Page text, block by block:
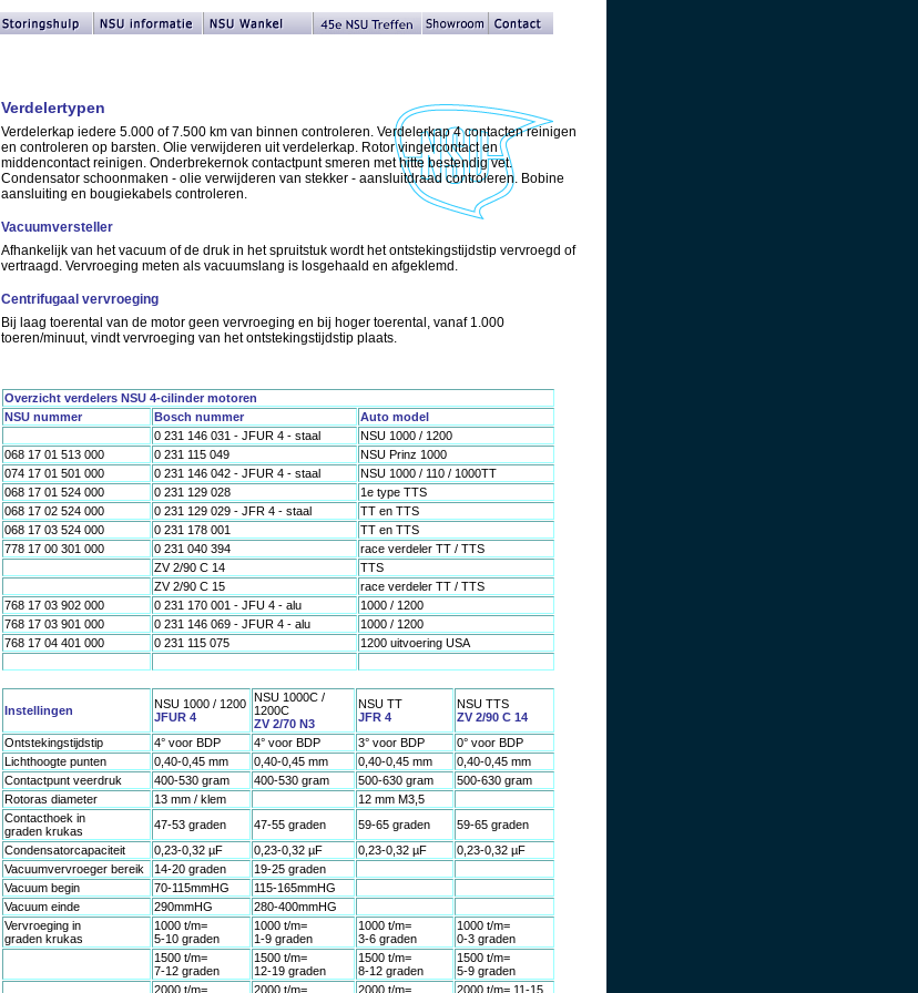
Verdelertypen
Verdelerkap iedere 5.000 of 7.500 km van binnen controleren. Verdelerkap 4 contacten reinigen
en controleren op barsten. Olie verwijderen uit verdelerkap. Rotor vingercontact en
middencontact reinigen. Onderbrekernok contactpunt smeren met hitte bestendig vet.
Condensator schoonmaken - olie verwijderen van stekker - aansluitdraad controleren. Bobine
aansluiting en bougiekabels controleren.
Vacuumversteller
Afhankelijk van het vacuum of de druk in het spruitstuk wordt het ontstekingstijdstip vervroegd of
vertraagd. Vervroeging meten als vacuumslang is losgehaald en afgeklemd.
Centrifugaal vervroeging
Bij laag toerental van de motor geen vervroeging en bij hoger toerental, vanaf 1.000
toeren/minuut, vindt vervroeging van het ontstekingstijdstip plaats.
Overzicht verdelers NSU 4-cilinder motoren
NSU nummer
Bosch nummer
Auto model
0 231 146 031 - JFUR 4 - staal
NSU 1000 / 1200
068 17 01 513 000
0 231 115 049
NSU Prinz 1000
074 17 01 501 000
0 231 146 042 - JFUR 4 - staal
NSU 1000 / 110 / 1000TT
068 17 01 524 000
0 231 129 028
1e type TTS
068 17 02 524 000
0 231 129 029 - JFR 4 - staal
TT en TTS
068 17 03 524 000
0 231 178 001
TT en TTS
778 17 00 301 000
0 231 040 394
race verdeler TT / TTS
ZV 2/90 C 14
TTS
ZV 2/90 C 15
race verdeler TT / TTS
768 17 03 902 000
0 231 170 001 - JFU 4 - alu
1000 / 1200
768 17 03 901 000
0 231 146 069 - JFUR 4 - alu
1000 / 1200
768 17 04 401 000
0 231 115 075 1200 uitvoering USA
Instellingen
NSU 1000 / 1200
JFUR 4
NSU 1000C /
1200C
ZV 2/70 N3
NSU TT
JFR 4
NSU TTS
ZV 2/90 C 14
Ontstekingstijdstip
4° voor BDP 4° voor BDP 3° voor BDP
0° voor BDP
Lichthoogte punten
0,40-0,45 mm 0,40-0,45 mm 0,40-0,45 mm
0,40-0,45 mm
Contactpunt veerdruk
400-530 gram 400-530 gram 500-630 gram
500-630 gram
Rotoras diameter
13 mm / klem
12 mm M3,5
Contacthoek in
graden krukas
47-53 graden 47-55 graden 59-65 graden
59-65 graden
Condensatorcapaciteit
0,23-0,32 µF 0,23-0,32 µF 0,23-0,32 µF
0,23-0,32 µF
Vacuumvervroeger bereik
14-20 graden
19-25 graden
Vacuum begin
70-115mmHG
115-165mmHG
Vacuum einde
290mmHG
280-400mmHG
Vervroeging in
graden krukas
1000 t/m=
5-10 graden
1000 t/m=
1-9 graden
1000 t/m=
3-6 graden
1000 t/m=
0-3 graden
1500 t/m=
7-12 graden
1500 t/m=
12-19 graden
1500 t/m=
8-12 graden
1500 t/m=
5-9 graden
2000 t/m=
2000 t/m= 2000 t/m= 2000 t/m= 11-15